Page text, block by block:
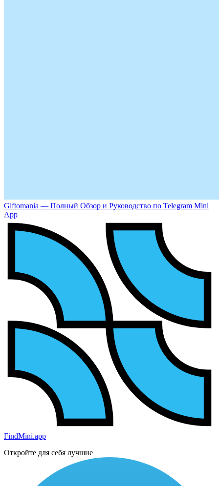
Giftomania — Полный Обзор и Руководство по Telegram Mini
App
FindMini.app
Откройте для себя лучшие